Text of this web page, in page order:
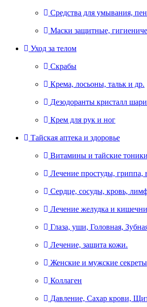
Средства для умывания,
Маски защитные,
Уход за телом
Скрабы
Крема, лосьоны, тальк и др.
Дезодоранты кристалл
Крем для рук и ног
Тайская аптека и здоровье
Витамины и тайские тоники
Лечение простуды, гриппа,
Сердце, сосуды, кровь,
Лечение желудка и
Глаза, уши, Головная,
Лечение, защита кожи.
Женские и мужские секреты
Коллаген
Давление, Сахар крови,